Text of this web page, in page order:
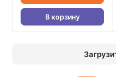
В корзину